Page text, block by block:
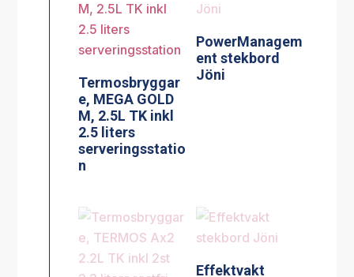
Termosbryggar
e, MEGA GOLD
M, 2.5L TK inkl
2.5 liters
serveringsstatio
n
PowerManagem
ent stekbord
Jöni
Effektvakt